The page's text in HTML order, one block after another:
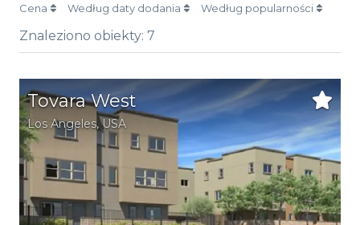
Cena Według daty dodania Według popularności
Znaleziono obiekty: 7
Tovara West
Los Angeles,USA